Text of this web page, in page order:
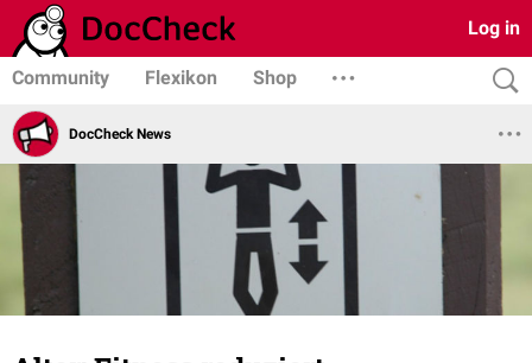
Log in
Community Flexikon Shop
DocCheck News